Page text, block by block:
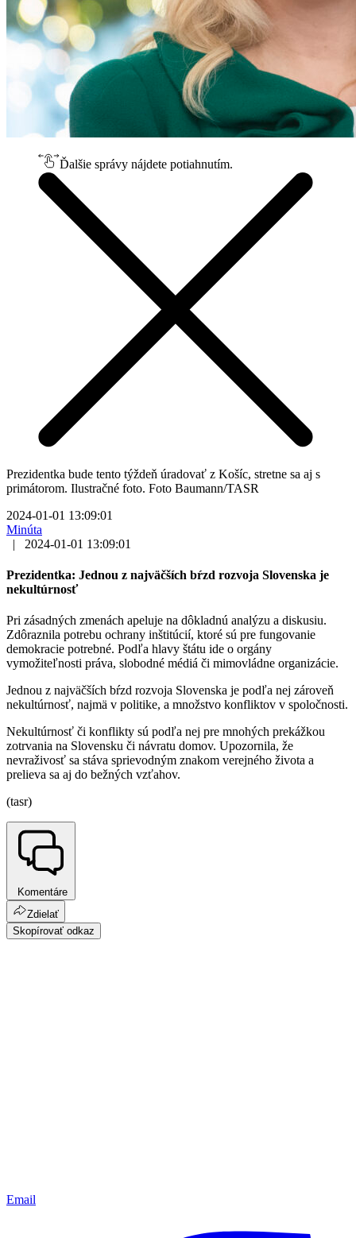
Ďalšie správy nájdete potiahnutím.
Prezidentka bude tento týždeň úradovať z Košíc, stretne sa aj s
primátorom. Ilustračné foto. Foto Baumann/TASR
2024-01-01 13:09:01
Minúta
|
2024-01-01 13:09:01
Prezidentka: Jednou z najväčších bŕzd rozvoja Slovenska je
nekultúrnosť
Pri zásadných zmenách apeluje na dôkladnú analýzu a diskusiu.
Zdôraznila potrebu ochrany inštitúcií, ktoré sú pre fungovanie
demokracie potrebné. Podľa hlavy štátu ide o orgány
vymožiteľnosti práva, slobodné médiá či mimovládne organizácie.
Jednou z najväčších bŕzd rozvoja Slovenska je podľa nej zároveň
nekultúrnosť, najmä v politike, a množstvo konfliktov v spoločnosti.
Nekultúrnosť či konflikty sú podľa nej pre mnohých prekážkou
zotrvania na Slovensku či návratu domov. Upozornila, že
nevraživosť sa stáva sprievodným znakom verejného života a
prelieva sa aj do bežných vzťahov.
(tasr)
Komentáre
Zdielať
Skopírovať odkaz
Email